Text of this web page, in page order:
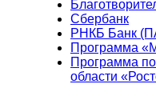
Сбербанк
РНКБ Банк
Программа
Программа
области